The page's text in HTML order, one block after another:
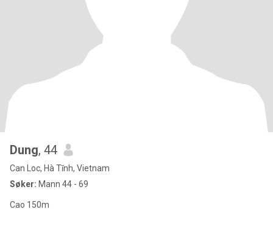
Dung, 44
Can Loc, Hà Tĩnh, Vietnam
Søker: Mann 44 - 69
Cao 150m